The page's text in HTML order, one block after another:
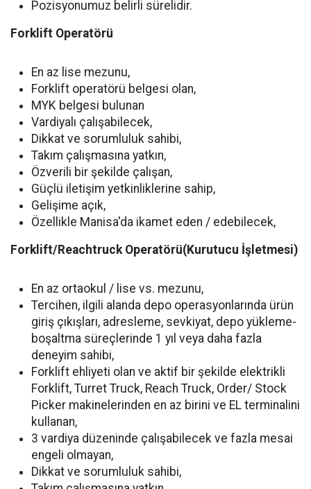
Pozisyonumuz belirli sürelidir.
Forklift Operatörü
En az lise mezunu,
Forklift operatörü belgesi olan,
MYK belgesi bulunan
Vardiyalı çalışabilecek,
Dikkat ve sorumluluk sahibi,
Takım çalışmasına yatkın,
Özverili bir şekilde çalışan,
Güçlü iletişim yetkinliklerine sahip,
Gelişime açık,
Özellikle Manisa'da ikamet eden / edebilecek,
Forklift/Reachtruck Operatörü(Kurutucu İşletmesi)
En az ortaokul / lise vs. mezunu,
Tercihen, ilgili alanda depo operasyonlarında ürün
giriş çıkışları, adresleme, sevkiyat, depo yükleme-
boşaltma süreçlerinde 1 yıl veya daha fazla
deneyim sahibi,
Forklift ehliyeti olan ve aktif bir şekilde elektrikli
Forklift, Turret Truck, Reach Truck, Order/ Stock
Picker makinelerinden en az birini ve EL terminalini
kullanan,
3 vardiya düzeninde çalışabilecek ve fazla mesai
engeli olmayan,
Dikkat ve sorumluluk sahibi,